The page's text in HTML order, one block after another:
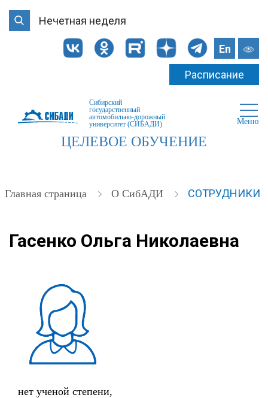
Нечетная неделя
En
Расписание
Сибирский
государственный
автомобильно-дорожный
университет (СИБАДИ)
Меню
ЦЕЛЕВОЕ ОБУЧЕНИЕ
Главная страница О СибАДИ СОТРУДНИКИ
Гасенко Ольга Николаевна
нет ученой степени,